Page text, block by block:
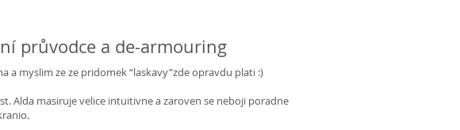
průvodce a de-armouring
a myslim ze ze pridomek “laskavy”zde opravdu plati :)
Alda masiruje velice intuitivne a zaroven se neboji poradne